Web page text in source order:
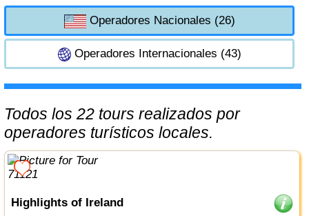
Operadores Nacionales (26)
Operadores Internacionales (43)
Todos los 22 tours realizados por
operadores turísticos locales.
Highlights of Ireland